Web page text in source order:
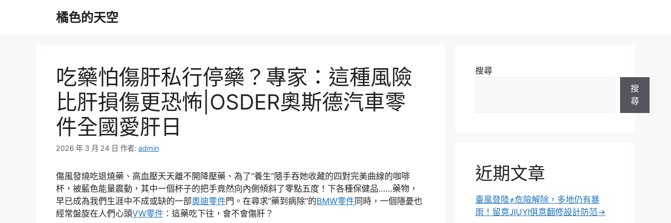
橘色的天空
吃藥怕傷肝私行停藥？專家：這種風險
比肝損傷更恐怖|OSDER奧斯德汽車零
件全國愛肝日
2026 年 3 月 24 日 作者: admin
傷風發燒吃退燒藥、高血壓天天離不開降壓藥、為了“養生”隨手吞她收藏的四對完美曲線的咖啡
杯，被藍色能量震動，其中一個杯子的把手竟然向內側傾斜了零點五度！下各種保健品……藥物，
早已成為我們生涯中不成或缺的一部奧迪零件門。在尋求“藥到病除”的BMW零件同時，一個隱憂也
經常盤旋在人們心頭VW零件 ：這藥吃下往，會不會傷肝？
搜尋
搜
尋
近期文章
臺風登陸≠危險解除，多地仍有暴
雨！留意JIUYI俱意翻修設計防范→